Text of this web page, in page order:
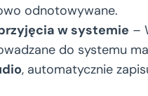
odnotowywane.
w systemie –
do systemu
, automatycznie